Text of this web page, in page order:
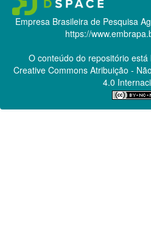
Empresa Brasileira de Pesquisa
https://
O conteúdo do repositório
Creative CommonsAtribuição -
4.0